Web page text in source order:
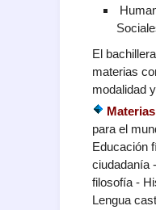
El
materias
modalidad
para el
Educación
ciudadanía
filosofía -
Lengua